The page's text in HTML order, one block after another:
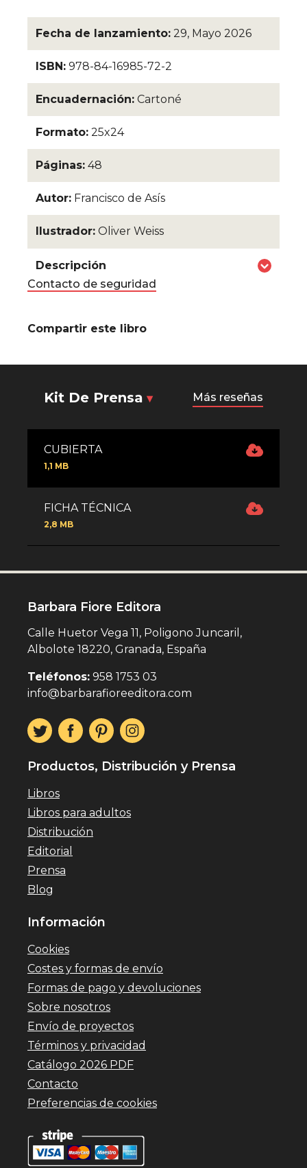
Fecha de lanzamiento: 29, Mayo 2026
ISBN: 978-84-16985-72-2
Encuadernación: Cartoné
Formato: 25x24
Páginas: 48
Autor: Francisco de Asís
Ilustrador: Oliver Weiss
Descripción
Contacto de seguridad
Compartir este libro
Kit De Prensa Más reseñas
CUBIERTA
1,1 MB
FICHA TÉCNICA
2,8 MB
Barbara Fiore Editora
Calle Huetor Vega 11, Poligono Juncaril,
Albolote 18220, Granada, España
Teléfonos: 958 1753 03
info@barbarafioreeditora.com
Productos, Distribución y Prensa
Libros
Libros para adultos
Distribución
Editorial
Prensa
Blog
Información
Cookies
Costes y formas de envío
Formas de pago y devoluciones
Sobre nosotros
Envío de proyectos
Términos y privacidad
Catálogo 2026 PDF
Contacto
Preferencias de cookies